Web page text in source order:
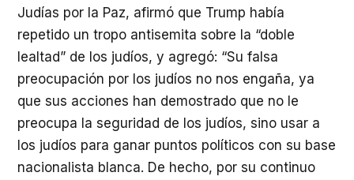
Judías por la Paz, afirmó que Trump había
repetido un tropo antisemita sobre la “doble
lealtad” de los judíos, y agregó: “Su falsa
preocupación por los judíos no nos engaña, ya
que sus acciones han demostrado que no le
preocupa la seguridad de los judíos, sino usar a
los judíos para ganar puntos políticos con su base
nacionalista blanca. De hecho, por su continuo